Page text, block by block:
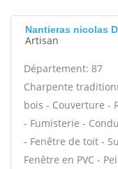
Nantieras nicolas
Artisan
Département: 87
Charpente
bois - Couverture -
- Fumisterie -
- Fenêtre de toit -
Fenêtre en PVC -